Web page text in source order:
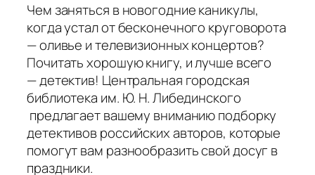
Чем заняться в новогодние каникулы,
когда устал от бесконечного круговорота
— оливье и телевизионных концертов?
Почитать хорошую книгу, и лучше всего
— детектив! Центральная городская
библиотека им. Ю. Н. Либединского
предлагает вашему вниманию подборку
детективов российских авторов, которые
помогут вам разнообразить свой досуг в
праздники.